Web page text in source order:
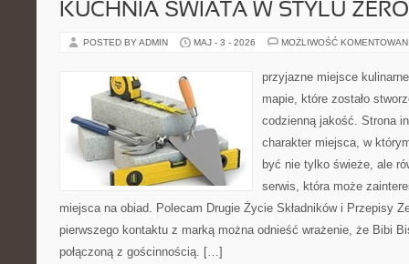
KUCHNIA ŚWIATA W STYLU
POSTED BY ADMIN MAJ - 3 - 2026 MOŻLIWOŚĆ
przyjazne miejsce
mapie, które zostało
codzienną jakość. Strona
charakter miejsca, w
być nie tylko świeże, ale
serwis, która może
miejsca na obiad. Polecam Drugie Życie Składników i Przepisy
pierwszego kontaktu z marką można odnieść wrażenie, że Bibi
połączoną z gościnnością. […]